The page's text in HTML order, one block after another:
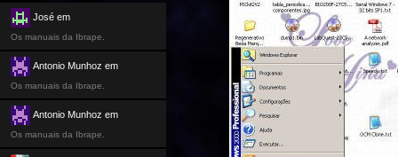
José em
Os manuais da Ibrape.
Antonio Munhoz em
Os manuais da Ibrape.
Antonio Munhoz em
Os manuais da Ibrape.